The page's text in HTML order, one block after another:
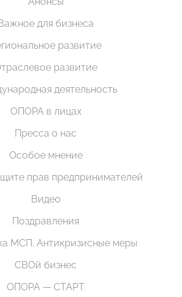
для бизнеса
развитие
развитие
деятельность
ОПОРА в лицах
Пресса о нас
Особое мнение
прав предпринимателей
Видео
Поздравления
МСП. Антикризисные меры
СВОй бизнес
ОПОРА — СТАРТ